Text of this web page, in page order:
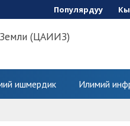
Популярдуу
Земли (ЦАИИЗ)
ишмердик Илимий